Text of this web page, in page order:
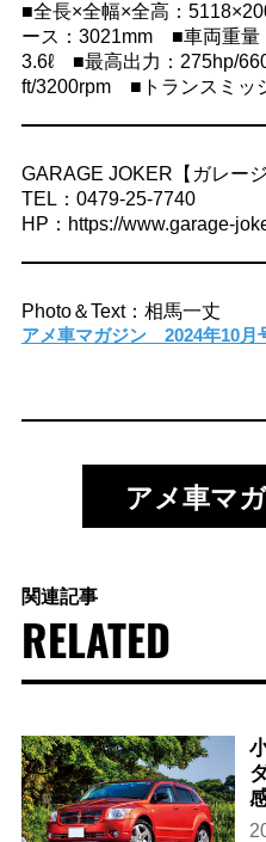
■全長×全幅×全高：
ース：3021mm ■車両重
3.6ℓ ■最高出力：275hp/
ft/3200rpm ■トランスミッ
GARAGE JOKER【ガレー
TEL：0479-25-7740
HP：https://www.garage-
Photo＆Text：相馬一丈
アメ車マガジン 2024年10月
アメ車マ
関連記事
RELATED